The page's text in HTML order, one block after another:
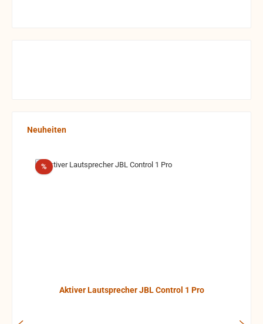
Produktgalerie überspringen
Neuheiten
%Rabatt
Aktiver Lautsprecher JBL Control 1 Pro